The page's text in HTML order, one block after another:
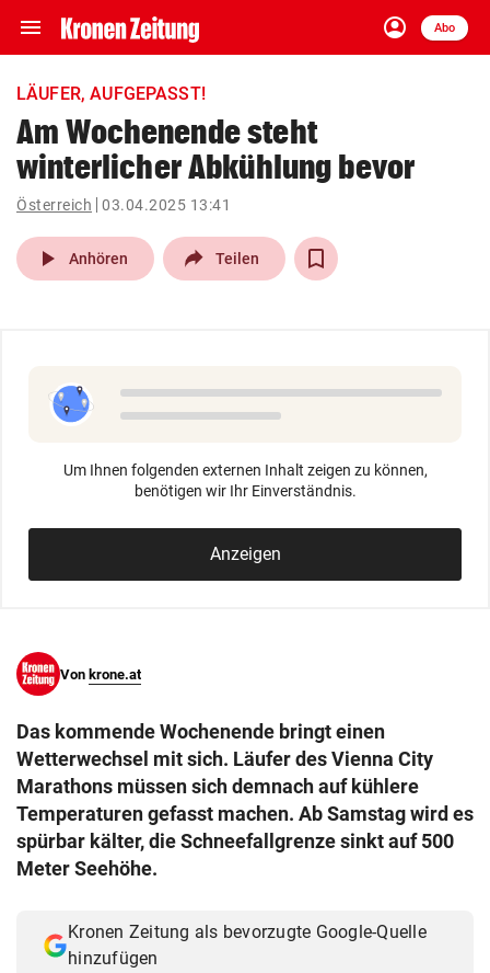
menu Navigation
ein-/ausklappen
account_circle
Anmelden
Abo
close Schließen
account_circle Anmelden
arrow_right
pin_drop
Wien arrow_right
search
eingeben
LÄUFER, AUFGEPASST!
Am Wochenende steht
winterlicher Abkühlung bevor
Österreich 03.04.2025 13:41
play_arrow Anhören Teilen
Um Ihnen folgenden externen Inhalt zeigen zu können,
benötigen wir Ihr Einverständnis.
Anzeigen
Von krone.at
Das kommende Wochenende bringt einen
Wetterwechsel mit sich. Läufer des Vienna City
Marathons müssen sich demnach auf kühlere
Temperaturen gefasst machen. Ab Samstag wird es
spürbar kälter, die Schneefallgrenze sinkt auf 500
Meter Seehöhe.
Kronen Zeitung als bevorzugte Google-Quelle
hinzufügen